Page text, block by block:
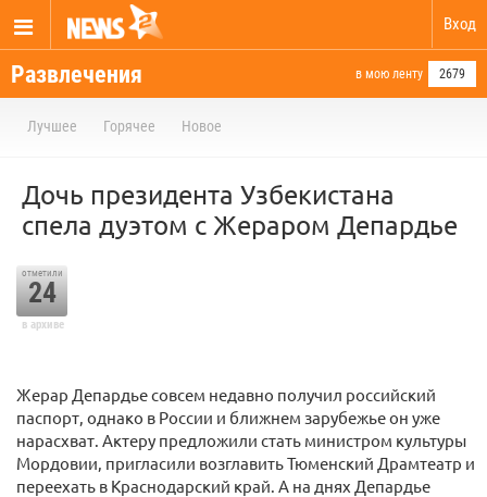
Вход
Развлечения в мою ленту 2679
Лучшее Горячее Новое
Дочь президента Узбекистана
спела дуэтом с Жераром Депардье
отметили
24
в архиве
Жерар Депардье совсем недавно получил российский
паспорт, однако в России и ближнем зарубежье он уже
нарасхват. Актеру предложили стать министром культуры
Мордовии, пригласили возглавить Тюменский Драмтеатр и
переехать в Краснодарский край. А на днях Депардье